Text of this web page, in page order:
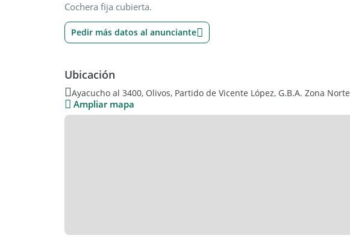
Cochera fija cubierta.
Pedir más datos al anunciante
Ubicación
Ayacucho al 3400, Olivos, Partido de Vicente López, G.B.A. Zona Norte
Ampliar mapa